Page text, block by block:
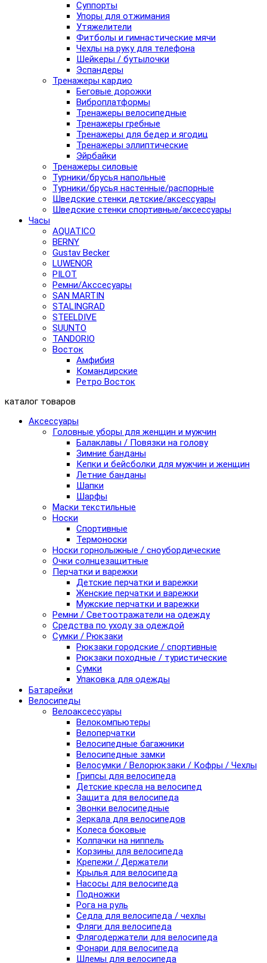
Суппорты
Упоры для отжимания
Утяжелители
Фитболы и гимнастические мячи
Чехлы на руку для телефона
Шейкеры / бутылочки
Эспандеры
Тренажеры кардио
Беговые дорожки
Виброплатформы
Тренажеры велосипедные
Тренажеры гребные
Тренажеры для бедер и ягодиц
Тренажеры эллиптические
Эйрбайки
Тренажеры силовые
Турники/брусья напольные
Турники/брусья настенные/распорные
Шведские стенки детские/аксессуары
Шведские стенки спортивные/аксессуары
Часы
AQUATICO
BERNY
Gustav Becker
LUWENOR
PILOT
Pемни/Акссесуары
SAN MARTIN
STALINGRAD
STEELDIVE
SUUNTO
TANDORIO
Восток
Амфибия
Командирские
Ретро Восток
каталог товаров
Аксессуары
Головные уборы для женщин и мужчин
Балаклавы / Повязки на голову
Зимние банданы
Кепки и бейсболки для мужчин и женщин
Летние банданы
Шапки
Шарфы
Маски текстильные
Носки
Спортивные
Термоноски
Носки горнолыжные / сноубордические
Очки солнцезащитные
Перчатки и варежки
Детские перчатки и варежки
Женские перчатки и варежки
Мужские перчатки и варежки
Ремни / Светоотражатели на одежду
Средства по уходу за одеждой
Сумки / Рюкзаки
Рюкзаки городские / спортивные
Рюкзаки походные / туристические
Сумки
Упаковка для одежды
Батарейки
Велосипеды
Велоаксессуары
Велокомпьютеры
Велоперчатки
Велосипедные багажники
Велосипедные замки
Велосумки / Велорюкзаки / Кофры / Чехлы
Грипсы для велосипеда
Детские кресла на велосипед
Защита для велосипеда
Звонки велосипедные
Зеркала для велосипедов
Колеса боковые
Колпачки на ниппель
Корзины для велосипеда
Крепежи / Держатели
Крылья для велосипеда
Насосы для велосипеда
Подножки
Рога на руль
Седла для велосипеда / чехлы
Фляги для велосипеда
Флягодержатели для велосипеда
Фонари для велосипеда
Шлемы для велосипеда